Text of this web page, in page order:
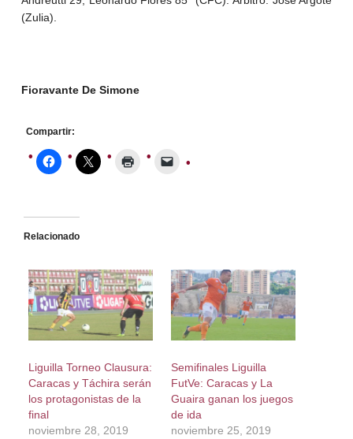
(Zulia).
Fioravante De Simone
Compartir:
Relacionado
Liguilla Torneo Clausura:
Caracas y Táchira serán
los protagonistas de la
final
noviembre 28, 2019
Semifinales Liguilla
FutVe: Caracas y La
Guaira ganan los juegos
de ida
noviembre 25, 2019